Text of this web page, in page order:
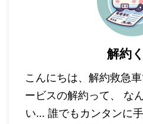
解約
こんにちは、解約救急
ービスの解約って、 な
い… 誰でもカンタンに